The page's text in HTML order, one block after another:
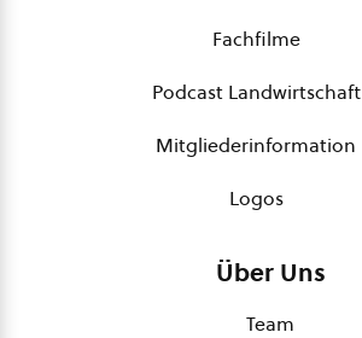
Fachfilme
Podcast Landwirtschaft
Mitgliederinformation
Logos
Über Uns
Team